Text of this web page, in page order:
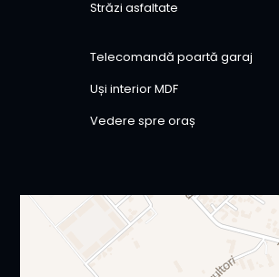
Străzi asfaltate
Telecomandă poartă garaj
Uși interior MDF
Vedere spre oraș